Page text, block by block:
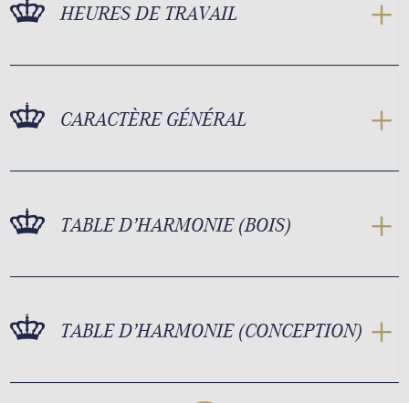
HEURES DE TRAVAIL
CARACTÈRE GÉNÉRAL
TABLE D’HARMONIE (BOIS)
TABLE D’HARMONIE (CONCEPTION)